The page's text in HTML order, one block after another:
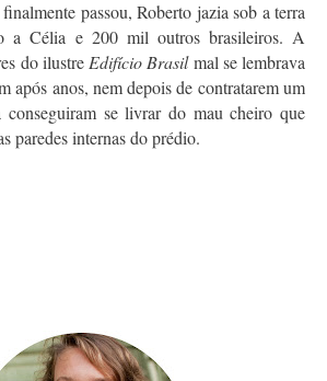
passou, Roberto jazia sob a terra
a Célia e 200 mil outros brasileiros. A
do ilustre Edifício Brasilmal se lembrava
após anos, nem depois de contratarem um
conseguiram se livrar do mau cheiro que
paredes internas do prédio.